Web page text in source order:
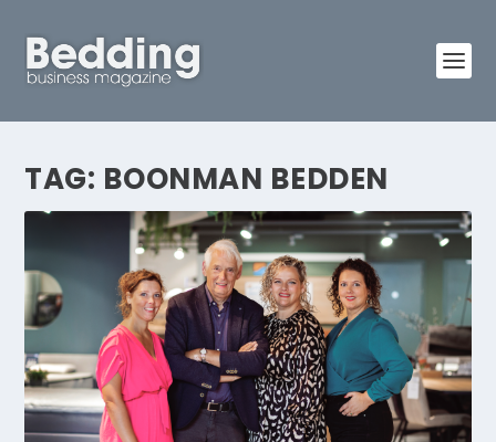
TAG: BOONMAN BEDDEN